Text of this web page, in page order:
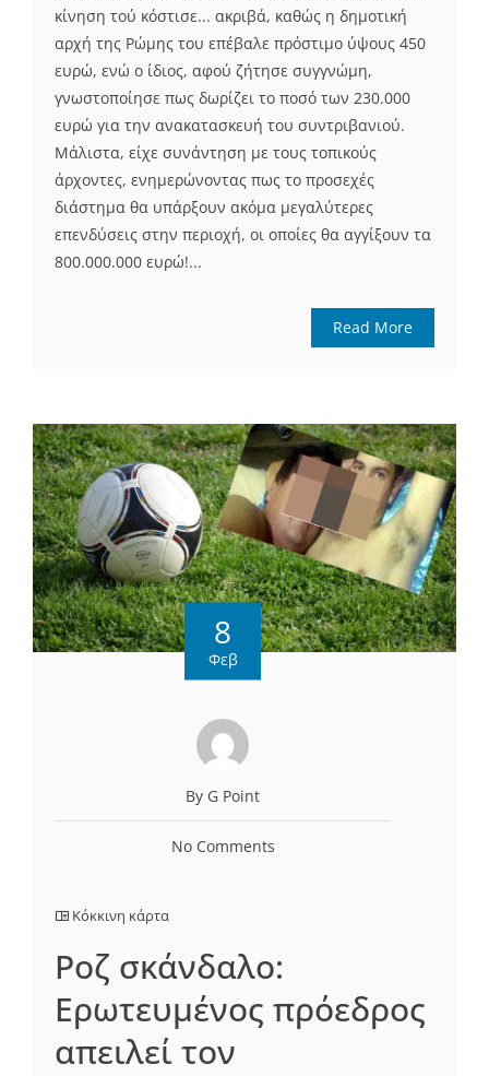
κίνηση τού κόστισε... ακριβά, καθώς η δημοτική
αρχή της Ρώμης του επέβαλε πρόστιμο ύψους 450
ευρώ, ενώ ο ίδιος, αφού ζήτησε συγγνώμη,
γνωστοποίησε πως δωρίζει το ποσό των 230.000
ευρώ για την ανακατασκευή του συντριβανιού.
Μάλιστα, είχε συνάντηση με τους τοπικούς
άρχοντες, ενημερώνοντας πως το προσεχές
διάστημα θα υπάρξουν ακόμα μεγαλύτερες
επενδύσεις στην περιοχή, οι οποίες θα αγγίξουν τα
800.000.000 ευρώ!...
Read More
8
Φεβ
By G Point
No Comments
Κόκκινη κάρτα
Ροζ σκάνδαλο:
Ερωτευμένος πρόεδρος
απειλεί τον